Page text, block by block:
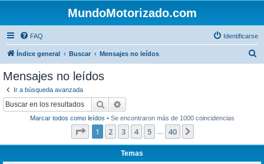
MundoMotorizado.com
FAQ Identificarse
Índice general Buscar Mensajes no leídos
Mensajes no leídos
Ir a búsqueda avanzada
Buscar
Marcar todos como leídos • Se encontraron más de 1000 coincidencias
Página de 40
1 2 3 4 5 40
Temas